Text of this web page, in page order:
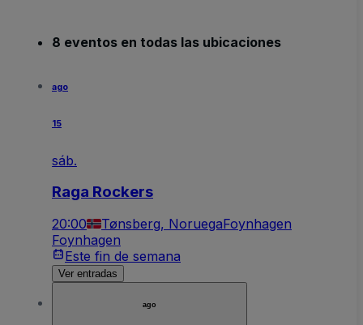
8 eventos en todas las ubicaciones
ago
15
sáb.
Raga Rockers
20:00 Tønsberg, NoruegaFoynhagen
Foynhagen
Este fin de semana
Ver entradas
ago